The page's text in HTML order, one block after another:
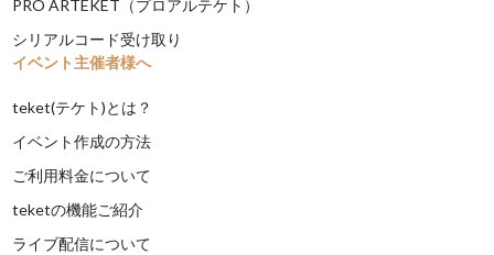
PRO ARTEKET（プロアルテケト）
シリアルコード受け取り
イベント主催者様へ
teket(テケト)とは？
イベント作成の方法
ご利用料金について
teketの機能ご紹介
ライブ配信について